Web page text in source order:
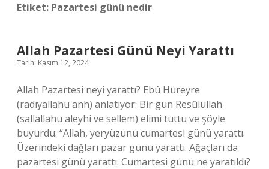
Etiket: Pazartesi günü nedir
Allah Pazartesi Günü Neyi Yarattı
Tarih: Kasım 12, 2024
Allah Pazartesi neyi yarattı? Ebû Hüreyre
(radıyallahu anh) anlatıyor: Bir gün Resûlullah
(sallallahu aleyhi ve sellem) elimi tuttu ve şöyle
buyurdu: “Allah, yeryüzünü cumartesi günü yarattı.
Üzerindeki dağları pazar günü yarattı. Ağaçları da
pazartesi günü yarattı. Cumartesi günü ne yaratıldı?